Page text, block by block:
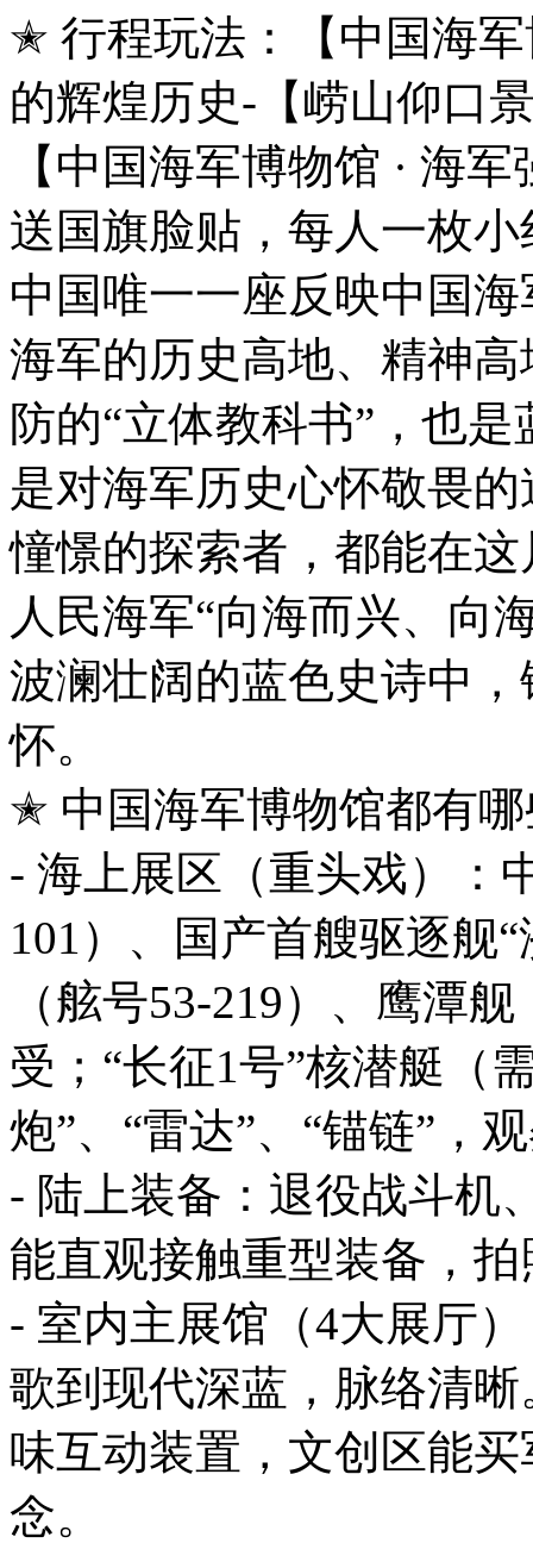
✭ 行程玩法：【中国海
的辉煌历史-【崂山仰口
【中国海军博物馆 · 海
送国旗脸贴，每人一枚
中国唯一一座反映中国
海军的历史高地、精神
防的“立体教科书”，也
是对海军历史心怀敬畏
憧憬的探索者，都能在
人民海军“向海而兴、向
波澜壮阔的蓝色史诗中
怀。
✭ 中国海军博物馆都有
- 海上展区（重头戏）：
101）、国产首艘驱逐舰
（舷号53-219）、鹰潭
受；“长征1号”核潜艇（
炮”、“雷达”、“锚链”，
- 陆上装备：退役战斗机
能直观接触重型装备，
- 室内主展馆（4大展厅
歌到现代深蓝，脉络清
味互动装置，文创区能
念。